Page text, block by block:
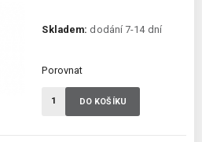
Skladem: dodání 7-14 dní
Porovnat
DO KOŠÍKU